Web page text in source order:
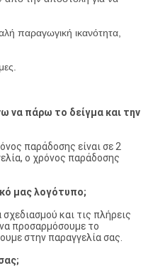
παραγωγική ικανότητα,
να πάρω το δείγμα και την
παράδοσης είναι σε 2
ο χρόνος παράδοσης
μας λογότυπο;
και τις πλήρεις
προσαρμόσουμε το
στην παραγγελία σας.